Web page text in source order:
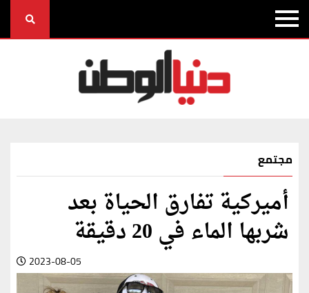
مجتمع
أميركية تفارق الحياة بعد
شربها الماء في 20 دقيقة
2023-08-05